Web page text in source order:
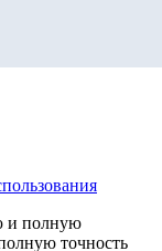
и полную
точность